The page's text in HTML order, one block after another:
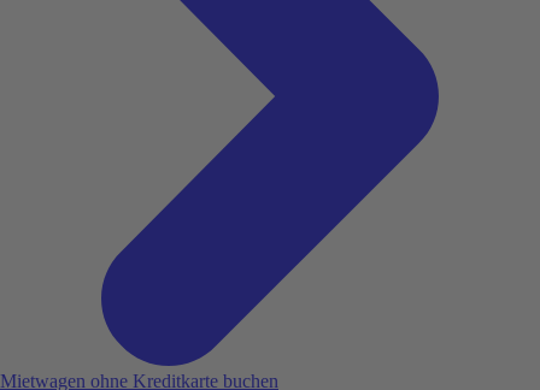
Mietwagen ohne Kreditkarte buchen